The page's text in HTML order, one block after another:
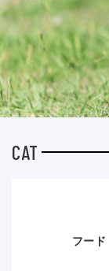
CAT
フード